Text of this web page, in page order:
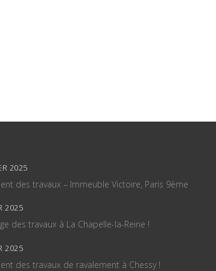
2025
des travaux – Immeuble Victoire, Paris 9ème
2025
des travaux à La Chapelle-la-Reine !
2025
des travaux de ravalement à Chessy !